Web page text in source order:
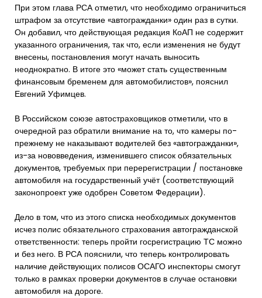
При этом глава РСА отметил, что необходимо ограничиться
штрафом за отсутствие «автогражданки» один раз в сутки.
Он добавил, что действующая редакция КоАП не содержит
указанного ограничения, так что, если изменения не будут
внесены, постановления могут начать выносить
неоднократно. В итоге это «может стать существенным
финансовым бременем для автомобилистов», пояснил
Евгений Уфимцев.
В Российском союзе автостраховщиков отметили, что в
очередной раз обратили внимание на то, что камеры по-
прежнему не наказывают водителей без «автогражданки»,
из-за нововведения, изменившего список обязательных
документов, требуемых при перерегистрации / постановке
автомобиля на государственный учёт (соответствующий
законопроект уже одобрен Советом Федерации).
Дело в том, что из этого списка необходимых документов
исчез полис обязательного страхования автогражданской
ответственности: теперь пройти госрегистрацию ТС можно
и без него. В РСА пояснили, что теперь контролировать
наличие действующих полисов ОСАГО инспекторы смогут
только в рамках проверки документов в случае остановки
автомобиля на дороге.